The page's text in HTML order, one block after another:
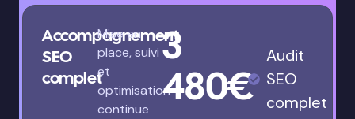
Accompagnement
SEO
complet
Mise en
place, suivi
et
optimisation
continue
3
480€
Audit
SEO
complet